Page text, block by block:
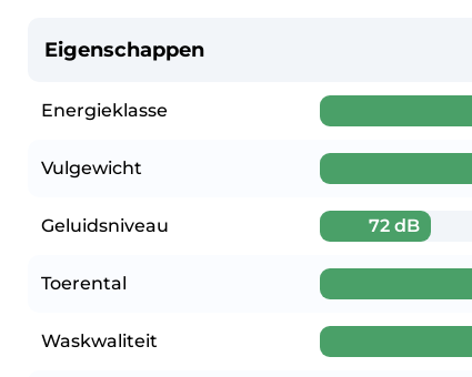
Eigenschappen
Energieklasse
Vulgewicht
Geluidsniveau 72 dB
Toerental
Waskwaliteit